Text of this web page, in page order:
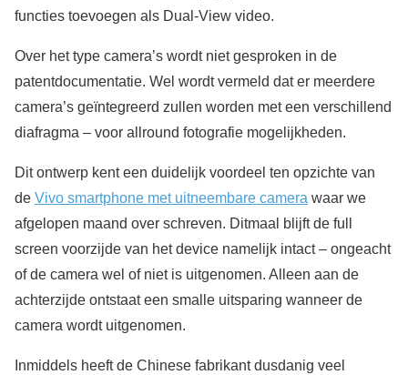
functies toevoegen als Dual-View video.
Over het type camera’s wordt niet gesproken in de
patentdocumentatie. Wel wordt vermeld dat er meerdere
camera’s geïntegreerd zullen worden met een verschillend
diafragma – voor allround fotografie mogelijkheden.
Dit ontwerp kent een duidelijk voordeel ten opzichte van
de Vivo smartphone met uitneembare camera waar we
afgelopen maand over schreven. Ditmaal blijft de full
screen voorzijde van het device namelijk intact – ongeacht
of de camera wel of niet is uitgenomen. Alleen aan de
achterzijde ontstaat een smalle uitsparing wanneer de
camera wordt uitgenomen.
Inmiddels heeft de Chinese fabrikant dusdanig veel